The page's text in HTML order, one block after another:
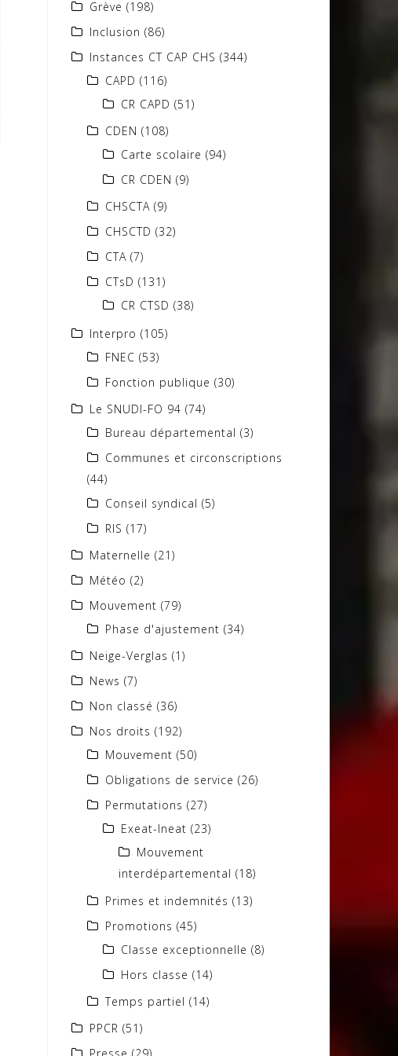
Grève (198)
Inclusion (86)
Instances CT CAP CHS (344)
CAPD (116)
CR CAPD (51)
CDEN (108)
Carte scolaire (94)
CR CDEN (9)
CHSCTA (9)
CHSCTD (32)
CTA (7)
CTsD (131)
CR CTSD (38)
Interpro (105)
FNEC (53)
Fonction publique (30)
Le SNUDI-FO 94 (74)
Bureau départemental (3)
Communes et circonscriptions
(44)
Conseil syndical (5)
RIS (17)
Maternelle (21)
Météo (2)
Mouvement (79)
Phase d'ajustement (34)
Neige-Verglas (1)
News (7)
Non classé (36)
Nos droits (192)
Mouvement (50)
Obligations de service (26)
Permutations (27)
Exeat-Ineat (23)
Mouvement
interdépartemental (18)
Primes et indemnités (13)
Promotions (45)
Classe exceptionnelle (8)
Hors classe (14)
Temps partiel (14)
PPCR (51)